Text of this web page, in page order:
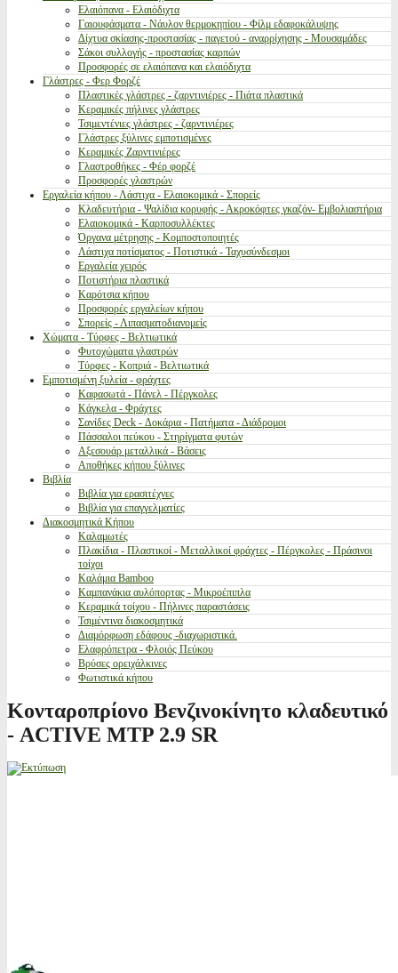
Ελαιόπανα - Ελαιόδιχτα
Γαιουφάσματα - Νάυλον θερμοκηπίου - Φίλμ εδαφοκάλυψης
Δίχτυα σκίασης-προστασίας - παγετού - αναρρίχησης - Μουσαμάδες
Σάκοι συλλογής - προστασίας καρπών
Προσφορές σε ελαιόπανα και ελαιόδιχτα
Γλάστρες - Φερ Φορζέ
Πλαστικές γλάστρες - ζαρντινιέρες - Πιάτα πλαστικά
Κεραμικές πήλινες γλάστρες
Τσιμεντένιες γλάστρες - ζαρντινιέρες
Γλάστρες ξύλινες εμποτισμένες
Κεραμικές Ζαρντινιέρες
Γλαστροθήκες - Φέρ φορζέ
Προσφορές γλαστρών
Εργαλεία κήπου - Λάστιχα - Ελαιοκομικά - Σπορείς
Κλαδευτήρια - Ψαλίδια κορυφής - Ακροκόφτες γκαζόν- Εμβολιαστήρια
Ελαιοκομικά - Καρποσυλλέκτες
Όργανα μέτρησης - Κομποστοποιητές
Λάστιχα ποτίσματος - Ποτιστικά - Ταχυσύνδεσμοι
Εργαλεία χειρός
Ποτιστήρια πλαστικά
Καρότσια κήπου
Προσφορές εργαλείων κήπου
Σπορείς - Λιπασματοδιανομείς
Χώματα - Τύρφες - Βελτιωτικά
Φυτοχώματα γλαστρών
Τύρφες - Κοπριά - Βελτιωτικά
Εμποτισμένη ξυλεία - φράχτες
Καφασωτά - Πάνελ - Πέργκολες
Κάγκελα - Φράχτες
Σανίδες Deck - Δοκάρια - Πατήματα - Διάδρομοι
Πάσσαλοι πεύκου - Στηρίγματα φυτών
Αξεσουάρ μεταλλικά - Βάσεις
Αποθήκες κήπου ξύλινες
Βιβλία
Βιβλία για ερασιτέχνες
Βιβλία για επαγγελματίες
Διακοσμητικά Κήπου
Καλαμωτές
Πλακίδια - Πλαστικοί - Μεταλλικοί φράχτες - Πέργκολες - Πράσινοι
τοίχοι
Καλάμια Bamboo
Καμπανάκια αυλόπορτας - Μικροέπιπλα
Κεραμικά τοίχου - Πήλινες παραστάσεις
Τσιμέντινα διακοσμητικά
Διαμόρφωση εδάφους -διαχωριστικά.
Ελαφρόπετρα - Φλοιός Πεύκου
Βρύσες ορειχάλκινες
Φωτιστικά κήπου
Κονταροπρίονο Βενζινοκίνητο κλαδευτικό
- ACTIVE MTP 2.9 SR